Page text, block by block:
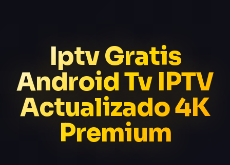
Iptv Gratis
Android Tv IPTV
Actualizado 4K
Premium